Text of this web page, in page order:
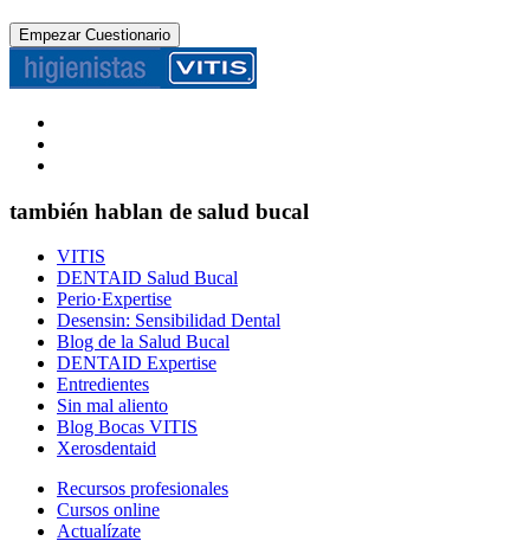
también hablan de salud bucal
VITIS
DENTAID Salud Bucal
Perio·Expertise
Desensin: Sensibilidad Dental
Blog de la Salud Bucal
DENTAID Expertise
Entredientes
Sin mal aliento
Blog Bocas VITIS
Xerosdentaid
Recursos profesionales
Cursos online
Actualízate